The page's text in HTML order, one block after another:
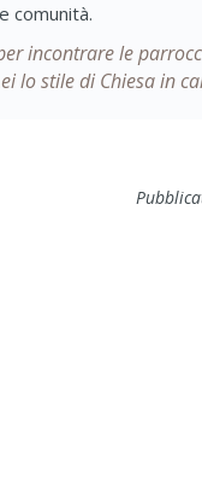
comunità.
incontrare le
lo stile di Chiesa in